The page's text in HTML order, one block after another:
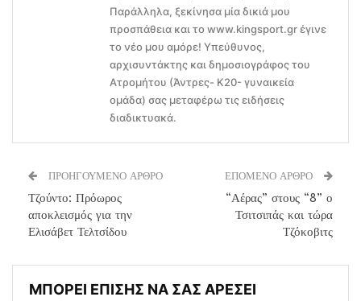
Παράλληλα, ξεκίνησα μία δικιά μου
προσπάθεια και το www.kingsport.gr έγινε
το νέο μου αμόρε! Υπεύθυνος,
αρχισυντάκτης και δημοσιογράφος του
Ατρομήτου (Άντρες- Κ20- γυναικεία
ομάδα) σας μεταφέρω τις ειδήσεις
διαδικτυακά.
ΠΡΟΗΓΟΥΜΕΝΟ ΑΡΘΡΟ
Τζούντο: Πρόωρος
αποκλεισμός για την
Ελισάβετ Τελτσίδου
ΕΠΟΜΕΝΟ ΑΡΘΡΟ
“Αέρας” στους “8” ο
Τσιτσιπάς και τώρα
Τζόκοβιτς
ΜΠΟΡΕΙ ΕΠΙΣΗΣ ΝΑ ΣΑΣ ΑΡΕΣΕΙ